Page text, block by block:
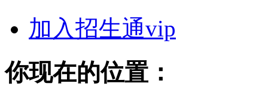
加入招生通vip
你现在的位置：